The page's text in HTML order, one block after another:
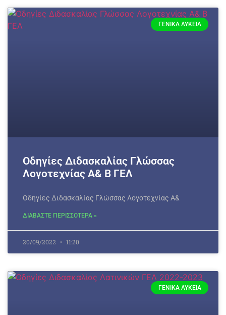
ΓΕΝΙΚΆ ΛΎΚΕΙΑ
Οδηγίες Διδασκαλίας Γλώσσας
Λογοτεχνίας Α& Β ΓΕΛ
Οδηγίες Διδασκαλίας Γλώσσας Λογοτεχνίας Α&
ΔΙΑΒΑΣΤΕ ΠΕΡΙΣΣΟΤΕΡΑ »
20/09/2022 11:20
ΓΕΝΙΚΆ ΛΎΚΕΙΑ